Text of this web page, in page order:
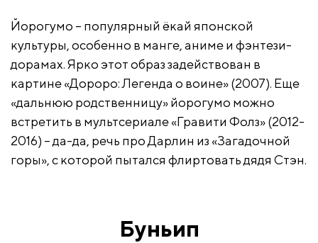
Йорогумо – популярный ёкай японской
культуры, особенно в манге, аниме и фэнтези-
дорамах. Ярко этот образ задействован в
картине «Дороро: Легенда о воине» (2007). Еще
«дальнюю родственницу» йорогумо можно
встретить в мультсериале «Гравити Фолз» (2012-
2016) – да-да, речь про Дарлин из «Загадочной
горы», с которой пытался флиртовать дядя Стэн.
Буньип